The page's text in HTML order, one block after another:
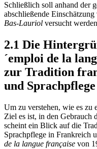
Schließlich soll anhand der
abschließende
Bas-Lauriol versucht
2.1 Die
´emploi de la
zur Tradition
und Sprachpflege
Um zu verstehen, wie es zu
Ziel es ist, in den Gebrauch
scheint ein Blick auf die
Sprachpflege in Frankreich
de la langue française von